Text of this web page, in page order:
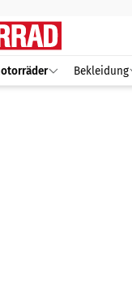
Bekleidung